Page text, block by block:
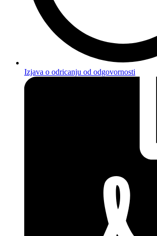
Izjava o odricanju od odgovornosti